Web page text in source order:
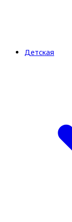
Детская